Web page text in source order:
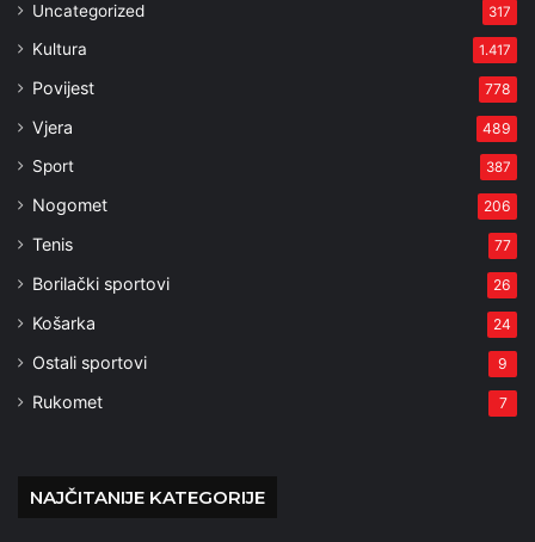
Uncategorized 317
Kultura 1.417
Povijest 778
Vjera 489
Sport 387
Nogomet 206
Tenis 77
Borilački sportovi 26
Košarka 24
Ostali sportovi 9
Rukomet 7
NAJČITANIJE KATEGORIJE